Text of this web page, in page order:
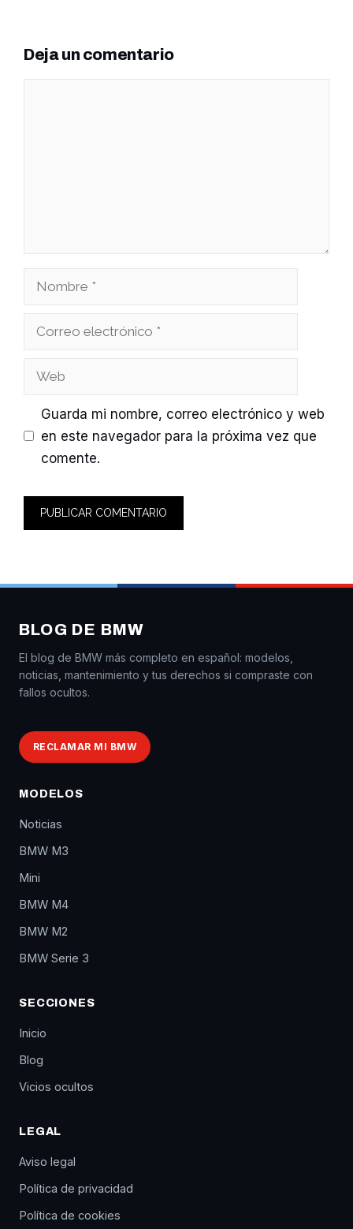
Deja un comentario
Nombre
Correo
Web
Guarda mi nombre, correo electrónico y web
en este navegador para la próxima vez que
comente.
BLOG DE BMW
El blog de BMW más completo en español: modelos,
noticias, mantenimiento y tus derechos si compraste con
fallos ocultos.
RECLAMAR MI BMW
MODELOS
Noticias
BMW M3
Mini
BMW M4
BMW M2
BMW Serie 3
SECCIONES
Inicio
Blog
Vicios ocultos
LEGAL
Aviso legal
Política de privacidad
Política de cookies